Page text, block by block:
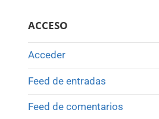
ACCESO
Acceder
Feed de entradas
Feed de comentarios